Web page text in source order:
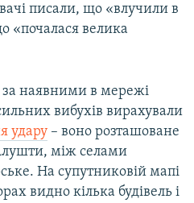
писали, що «влучили в
«почалася велика
за наявними в мережі
вибухів вирахували
удару – воно розташоване
між селами
На супутниковій мапі
видно кілька будівель і